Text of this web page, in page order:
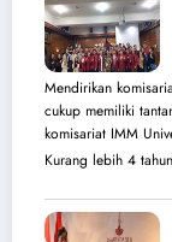
Mendirikan
cukup memiliki
komisariat IMM
Kurang lebih 4